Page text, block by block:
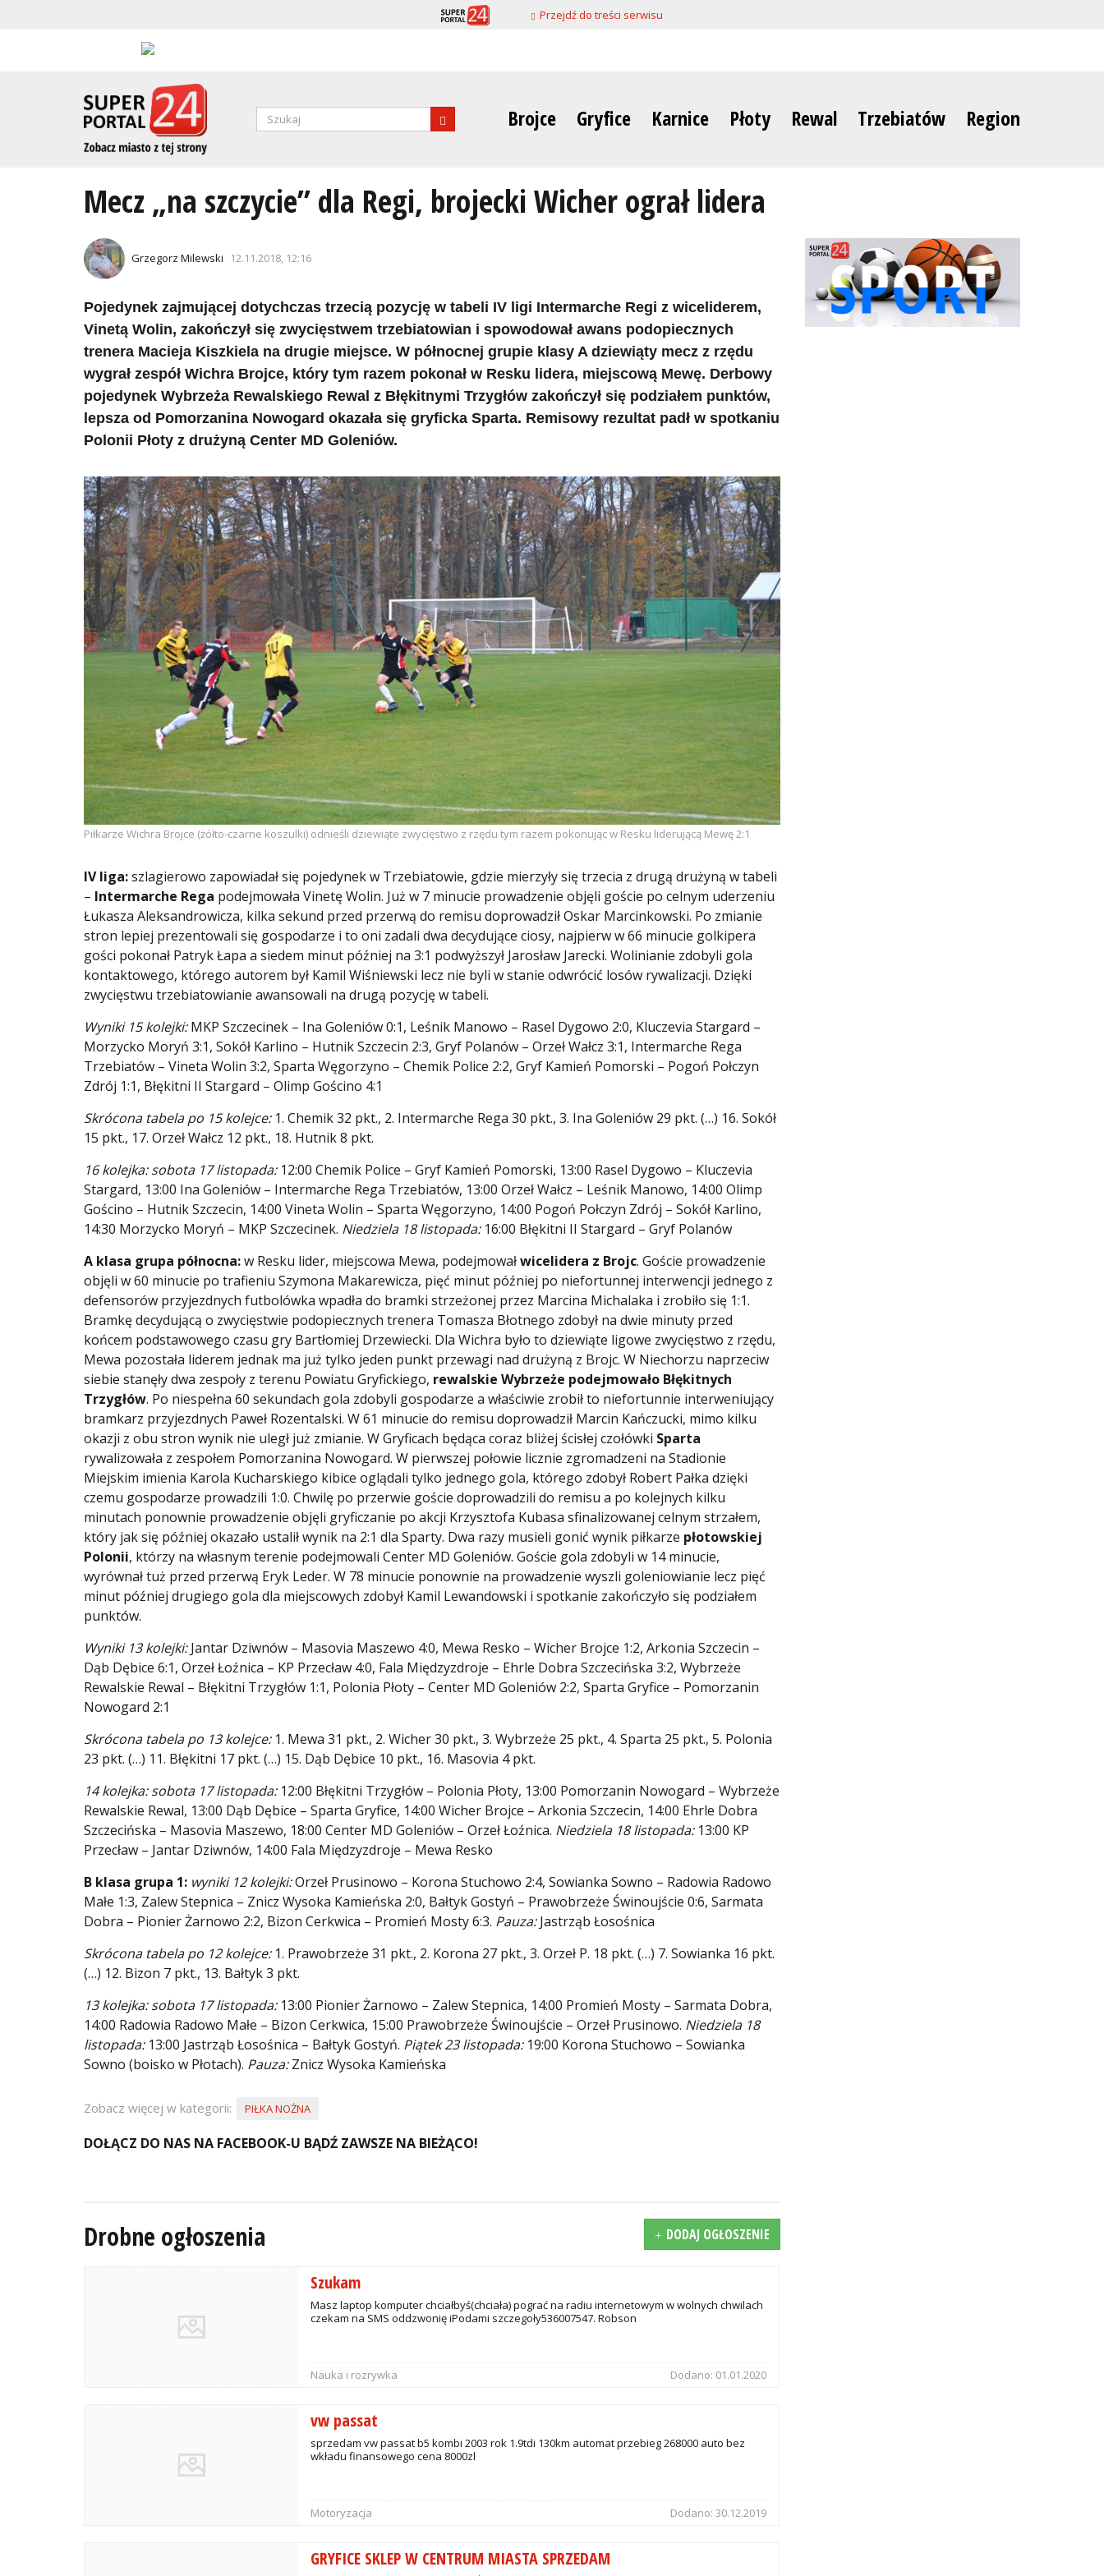
Przejdź do treści serwisu
Brojce Gryfice Karnice Płoty Rewal Trzebiatów Region
Formularz
Mecz „na szczycie” dla Regi, brojecki Wicher ograł lidera
Grzegorz Milewski 12.11.2018, 12:16
Pojedynek zajmującej dotychczas trzecią pozycję w tabeli IV ligi Intermarche Regi z wiceliderem,
Vinetą Wolin, zakończył się zwycięstwem trzebiatowian i spowodował awans podopiecznych
trenera Macieja Kiszkiela na drugie miejsce. W północnej grupie klasy A dziewiąty mecz z rzędu
wygrał zespół Wichra Brojce, który tym razem pokonał w Resku lidera, miejscową Mewę. Derbowy
pojedynek Wybrzeża Rewalskiego Rewal z Błękitnymi Trzygłów zakończył się podziałem punktów,
lepsza od Pomorzanina Nowogard okazała się gryficka Sparta. Remisowy rezultat padł w spotkaniu
Polonii Płoty z drużyną Center MD Goleniów.
Piłkarze Wichra Brojce (żółto-czarne koszulki) odnieśli dziewiąte zwycięstwo z rzędu tym razem pokonując w Resku liderującą Mewę 2:1
IV liga:szlagierowo zapowiadał się pojedynek w Trzebiatowie, gdzie mierzyły się trzecia z drugą drużyną w tabeli
– Intermarche Rega podejmowała Vinetę Wolin. Już w 7 minucie prowadzenie objęli goście po celnym uderzeniu
Łukasza Aleksandrowicza, kilka sekund przed przerwą do remisu doprowadził Oskar Marcinkowski. Po zmianie
stron lepiej prezentowali się gospodarze i to oni zadali dwa decydujące ciosy, najpierw w 66 minucie golkipera
gości pokonał Patryk Łapa a siedem minut później na 3:1 podwyższył Jarosław Jarecki. Wolinianie zdobyli gola
kontaktowego, którego autorem był Kamil Wiśniewski lecz nie byli w stanie odwrócić losów rywalizacji. Dzięki
zwycięstwu trzebiatowianie awansowali na drugą pozycję w tabeli.
Wyniki 15 kolejki:MKP Szczecinek – Ina Goleniów 0:1, Leśnik Manowo – Rasel Dygowo 2:0, Kluczevia Stargard –
Morzycko Moryń 3:1, Sokół Karlino – Hutnik Szczecin 2:3, Gryf Polanów – Orzeł Wałcz 3:1, Intermarche Rega
Trzebiatów – Vineta Wolin 3:2, Sparta Węgorzyno – Chemik Police 2:2, Gryf Kamień Pomorski – Pogoń Połczyn
Zdrój 1:1, Błękitni II Stargard – Olimp Gościno 4:1
Skrócona tabela po 15 kolejce:1. Chemik 32 pkt., 2. Intermarche Rega 30 pkt., 3. Ina Goleniów 29 pkt. (…) 16. Sokół
15 pkt., 17. Orzeł Wałcz 12 pkt., 18. Hutnik 8 pkt.
16 kolejka: sobota 17 listopada:12:00 Chemik Police – Gryf Kamień Pomorski, 13:00 Rasel Dygowo – Kluczevia
Stargard, 13:00 Ina Goleniów – Intermarche Rega Trzebiatów, 13:00 Orzeł Wałcz – Leśnik Manowo, 14:00 Olimp
Gościno – Hutnik Szczecin, 14:00 Vineta Wolin – Sparta Węgorzyno, 14:00 Pogoń Połczyn Zdrój – Sokół Karlino,
14:30 Morzycko Moryń – MKP Szczecinek. Niedziela 18 listopada:16:00 Błękitni II Stargard – Gryf Polanów
A klasa grupa północna:w Resku lider, miejscowa Mewa, podejmowałwicelidera z Brojc. Goście prowadzenie
objęli w 60 minucie po trafieniu Szymona Makarewicza, pięć minut później po niefortunnej interwencji jednego z
defensorów przyjezdnych futbolówka wpadła do bramki strzeżonej przez Marcina Michalaka i zrobiło się 1:1.
Bramkę decydującą o zwycięstwie podopiecznych trenera Tomasza Błotnego zdobył na dwie minuty przed
końcem podstawowego czasu gry Bartłomiej Drzewiecki. Dla Wichra było to dziewiąte ligowe zwycięstwo z rzędu,
Mewa pozostała liderem jednak ma już tylko jeden punkt przewagi nad drużyną z Brojc. W Niechorzu naprzeciw
siebie stanęły dwa zespoły z terenu Powiatu Gryfickiego, rewalskie Wybrzeże podejmowało Błękitnych
Trzygłów. Po niespełna 60 sekundach gola zdobyli gospodarze a właściwie zrobił to niefortunnie interweniujący
bramkarz przyjezdnych Paweł Rozentalski. W 61 minucie do remisu doprowadził Marcin Kańczucki, mimo kilku
okazji z obu stron wynik nie uległ już zmianie. W Gryficach będąca coraz bliżej ścisłej czołówki Sparta
rywalizowała z zespołem Pomorzanina Nowogard. W pierwszej połowie licznie zgromadzeni na Stadionie
Miejskim imienia Karola Kucharskiego kibice oglądali tylko jednego gola, którego zdobył Robert Pałka dzięki
czemu gospodarze prowadzili 1:0. Chwilę po przerwie goście doprowadzili do remisu a po kolejnych kilku
minutach ponownie prowadzenie objęli gryficzanie po akcji Krzysztofa Kubasa sfinalizowanej celnym strzałem,
który jak się później okazało ustalił wynik na 2:1 dla Sparty. Dwa razy musieli gonić wynik piłkarze płotowskiej
Polonii, którzy na własnym terenie podejmowali Center MD Goleniów. Goście gola zdobyli w 14 minucie,
wyrównał tuż przed przerwą Eryk Leder. W 78 minucie ponownie na prowadzenie wyszli goleniowianie lecz pięć
minut później drugiego gola dla miejscowych zdobył Kamil Lewandowski i spotkanie zakończyło się podziałem
punktów.
Wyniki 13 kolejki:Jantar Dziwnów – Masovia Maszewo 4:0, Mewa Resko – Wicher Brojce 1:2, Arkonia Szczecin –
Dąb Dębice 6:1, Orzeł Łoźnica – KP Przecław 4:0, Fala Międzyzdroje – Ehrle Dobra Szczecińska 3:2, Wybrzeże
Rewalskie Rewal – Błękitni Trzygłów 1:1, Polonia Płoty – Center MD Goleniów 2:2, Sparta Gryfice – Pomorzanin
Nowogard 2:1
Skrócona tabela po 13 kolejce:1. Mewa 31 pkt., 2. Wicher 30 pkt., 3. Wybrzeże 25 pkt., 4. Sparta 25 pkt., 5. Polonia
23 pkt. (…) 11. Błękitni 17 pkt. (…) 15. Dąb Dębice 10 pkt., 16. Masovia 4 pkt.
14 kolejka: sobota 17 listopada:12:00 Błękitni Trzygłów – Polonia Płoty, 13:00 Pomorzanin Nowogard – Wybrzeże
Rewalskie Rewal, 13:00 Dąb Dębice – Sparta Gryfice, 14:00 Wicher Brojce – Arkonia Szczecin, 14:00 Ehrle Dobra
Szczecińska – Masovia Maszewo, 18:00 Center MD Goleniów – Orzeł Łoźnica. Niedziela 18 listopada:13:00 KP
Przecław – Jantar Dziwnów, 14:00 Fala Międzyzdroje – Mewa Resko
B klasa grupa 1: wyniki 12 kolejki:Orzeł Prusinowo – Korona Stuchowo 2:4, Sowianka Sowno – Radowia Radowo
Małe 1:3, Zalew Stepnica – Znicz Wysoka Kamieńska 2:0, Bałtyk Gostyń – Prawobrzeże Świnoujście 0:6, Sarmata
Dobra – Pionier Żarnowo 2:2, Bizon Cerkwica – Promień Mosty 6:3. Pauza:Jastrząb Łosośnica
Skrócona tabela po 12 kolejce:1. Prawobrzeże 31 pkt., 2. Korona 27 pkt., 3. Orzeł P. 18 pkt. (…) 7. Sowianka 16 pkt.
(…) 12. Bizon 7 pkt., 13. Bałtyk 3 pkt.
13 kolejka: sobota 17 listopada:13:00 Pionier Żarnowo – Zalew Stepnica, 14:00 Promień Mosty – Sarmata Dobra,
14:00 Radowia Radowo Małe – Bizon Cerkwica, 15:00 Prawobrzeże Świnoujście – Orzeł Prusinowo. Niedziela 18
listopada:13:00 Jastrząb Łosośnica – Bałtyk Gostyń. Piątek 23 listopada:19:00 Korona Stuchowo – Sowianka
Sowno (boisko w Płotach). Pauza:Znicz Wysoka Kamieńska
Zobacz więcej w kategorii: PIŁKA NOŻNA
DOŁĄCZ DO NAS NA FACEBOOK-U BĄDŹ ZAWSZE NA BIEŻĄCO!
Drobne ogłoszenia DODAJ OGŁOSZENIE
Szukam
Masz laptop komputer chciałbyś(chciała) pograć na radiu internetowym w wolnych chwilach
czekam na SMS oddzwonię iPodami szczegoły536007547. Robson
Nauka i rozrywka Dodano: 01.01.2020
vw passat
sprzedam vw passat b5 kombi 2003 rok 1.9tdi 130km automat przebieg 268000 auto bez
wkładu finansowego cena 8000zl
Motoryzacja Dodano: 30.12.2019
GRYFICE SKLEP W CENTRUM MIASTA SPRZEDAM